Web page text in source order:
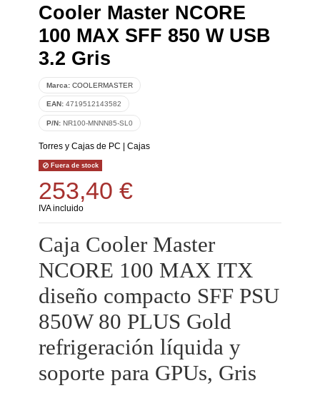
Cooler Master NCORE
100 MAX SFF 850 W USB
3.2 Gris
Marca: COOLERMASTER
EAN: 4719512143582
P/N: NR100-MNNN85-SL0
Torres y Cajas de PC Cajas
Fuera de stock
253,40 €
IVA incluido
Caja Cooler Master
NCORE 100 MAX ITX
diseño compacto SFF PSU
850W 80 PLUS Gold
refrigeración líquida y
soporte para GPUs, Gris